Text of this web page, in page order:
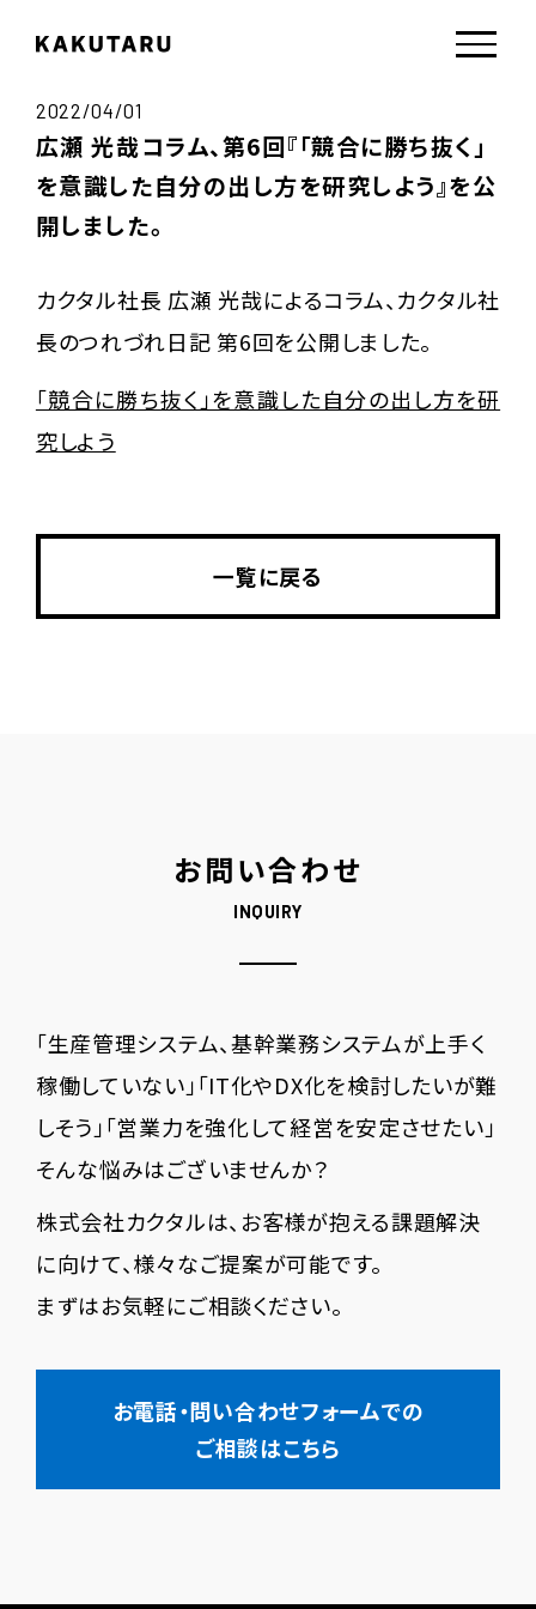
広瀬 光哉コラム、第6回『「競合に勝ち抜く」
を意識した自分の出し方を研究しよう』を公
開しました。
2022/04/01
カクタル社長 広瀬 光哉によるコラム、カクタル社
長のつれづれ日記 第6回を公開しました。
「競合に勝ち抜く」を意識した自分の出し方を研
究しよう
一覧に戻る
お問い合わせ
INQUIRY
「生産管理システム、基幹業務システムが上手く
稼働していない」「IT化やDX化を検討したいが難
しそう」「営業力を強化して経営を安定させたい」
そんな悩みはございませんか？
株式会社カクタルは、お客様が抱える課題解決
に向けて、様々なご提案が可能です。
まずはお気軽にご相談ください。
お電話・問い合わせフォームでの
ご相談はこちら